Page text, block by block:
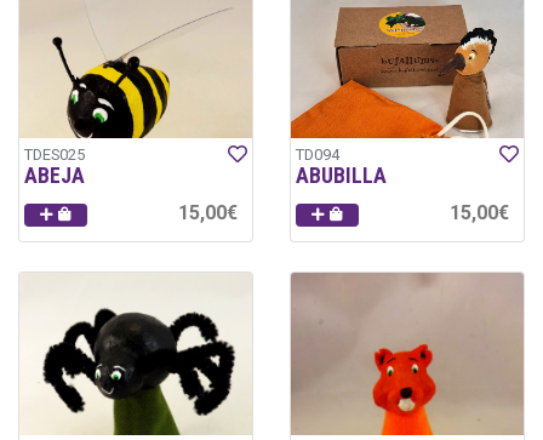
TDES025
ABEJA
15,00€
TD094
ABUBILLA
15,00€